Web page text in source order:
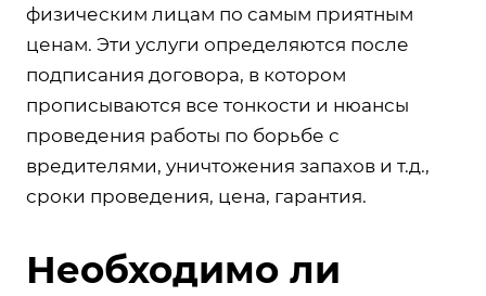
физическим лицам по самым приятным
ценам. Эти услуги определяются после
подписания договора, в котором
прописываются все тонкости и нюансы
проведения работы по борьбе с
вредителями, уничтожения запахов и т.д.,
сроки проведения, цена, гарантия.
Необходимо ли